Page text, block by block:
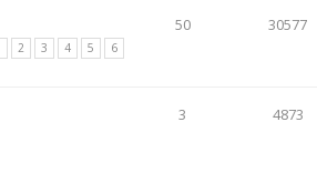
2 3 4 5 6
50 30577
3 4873